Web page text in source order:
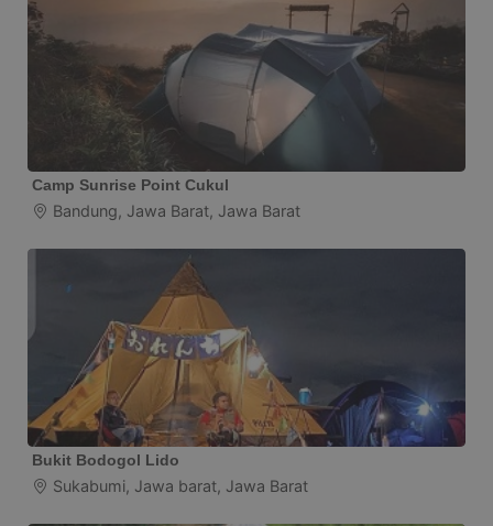
Camp Sunrise Point Cukul
Bandung, Jawa Barat, Jawa Barat
Bukit Bodogol Lido
Sukabumi, Jawa barat, Jawa Barat